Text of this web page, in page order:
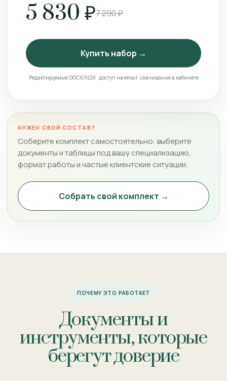
5 830 ₽7 290 ₽
Купить набор →
Редактируемые DOCX/XLSX · доступ на email · скачивание в кабинете
НУЖЕН СВОЙ СОСТАВ?
Соберите комплект самостоятельно: выберите
документы и таблицы под вашу специализацию,
формат работы и частые клиентские ситуации.
Собрать свой комплект →
ПОЧЕМУ ЭТО РАБОТАЕТ
Документы и
инструменты, которые
берегут доверие